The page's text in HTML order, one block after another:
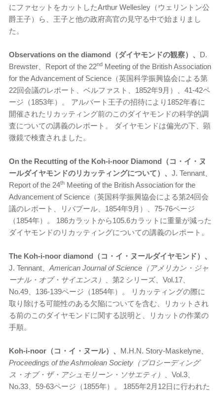
にファセットをカットしたArthur Wellesley（ウェリントン公
爵王子）ら、王子と他の政府高官の見守る中で始まりまし
た。
Observations on the diamond（ダイヤモンドの観察）、 D.
Brewster、Report of the 22nd Meeting of the British Association
for the Advancement of Science（英国科学振興協会による第
22回会議のレポート、ベルファスト、1852年9月）、41-42ペ
ージ（1853年）。 アルバート王子の招待により1852年春に
開催されたリカッティング前のこのダイヤモンドの科学的調
査についての講義のレポート。 ダイヤモンドは偏光の下、顕
微鏡で検査されました。
On the Recutting of the Koh-i-noor Diamond（コ・イ・ヌ
ールダイヤモンドのリカッティングについて）、 J. Tennant、
Report of the 24th Meeting of the British Association for the
Advancement of Science（英国科学振興協会による第24回会
議のレポート、リバプール、1854年9月）、75-76ページ
（1854年）。 186カラットから105.6カラットに重量が減った
ダイヤモンドのリカッティングについての講義のレポート。
The Koh-i-noor diamond（コ・イ・ヌールダイヤモンド）、
J. Tennant、 American Journal of Science（アメリカン・ジャ
ーナル・オブ・サイエンス）
、第2 シリーズ、Vol.17、
No.49、136-139ページ（1854年）。 リカッティングの際に
取り除ける可能性のある欠陥についてを含む、リカットされ
る前のこのダイヤモンドに関する説明と、リカットの作業の
手順。
Koh-i-noor（コ・イ・ヌール）、 M.H.N. Story-Maskelyne、
Proceedings of the Ashmolean Society（プロシーディング
ス・オブ・ザ・アシュモリーン・ソサエティ）
、Vol.3、
No.33、59-63ページ（1855年）。 1855年2月12日に行われた